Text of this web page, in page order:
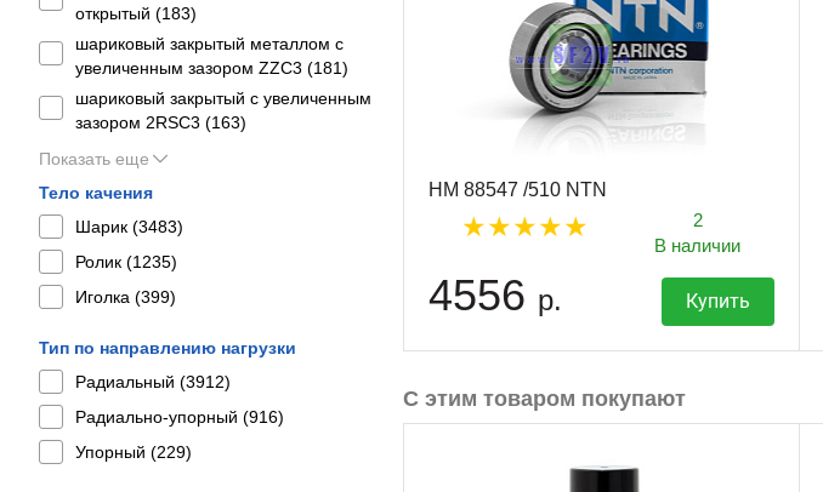
открытый (183)
шариковый закрытый металлом с
увеличенным зазором ZZC3 (181)
шариковый закрытый с увеличенным
зазором 2RSС3 (163)
Показать еще
Тело качения
Шарик (3483)
Ролик (1235)
Иголка (399)
Тип по направлению нагрузки
Радиальный (3912)
Радиально-упорный (916)
Упорный (229)
HM 88547 /510 NTN
2
В наличии
4556 р. Купить
С этим товаром покупают